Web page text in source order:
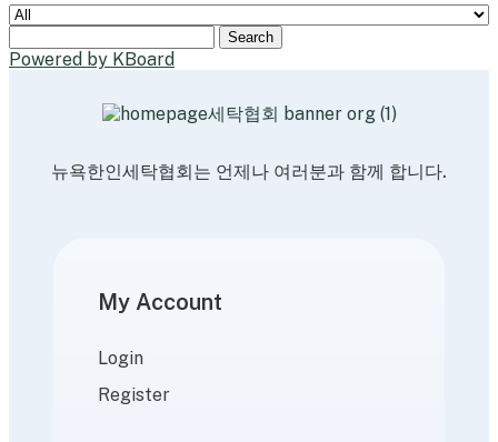
Search
Powered by KBoard
뉴욕한인세탁협회는 언제나 여러분과 함께 합니다.
My Account
Login
Register